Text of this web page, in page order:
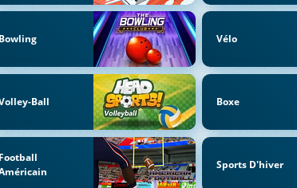
Bowling Vélo
Ball Boxe
Football
Sports D'hiver